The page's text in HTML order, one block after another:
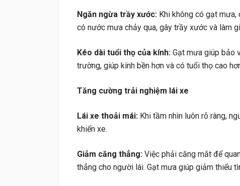
Ngăn ngừa trầy xước: Khi không có gạt
có nước mưa chảy qua, gây trầy xước và làm
Kéo dài tuổi thọ của kính: Gạt mưa giúp bảo
trường, giúp kính bền hơn và có tuổi thọ cao
Tăng cường trải nghiệm lái xe
Lái xe thoải mái: Khi tầm nhìn luôn rõ ràng,
khiển xe.
Giảm căng thẳng: Việc phải căng mắt để
thẳng cho người lái. Gạt mưa giúp giảm thiểu